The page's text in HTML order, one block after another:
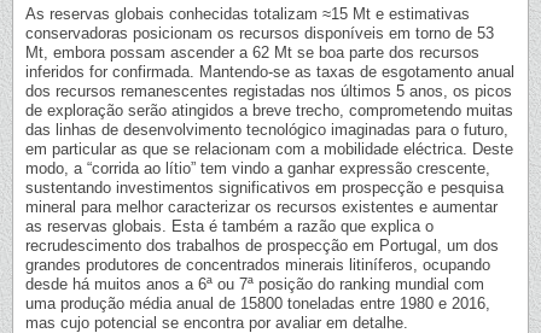
As reservas globais conhecidas totalizam ≈15 Mt e estimativas
conservadoras posicionam os recursos disponíveis em torno de 53
Mt, embora possam ascender a 62 Mt se boa parte dos recursos
inferidos for confirmada. Mantendo-se as taxas de esgotamento anual
dos recursos remanescentes registadas nos últimos 5 anos, os picos
de exploração serão atingidos a breve trecho, comprometendo muitas
das linhas de desenvolvimento tecnológico imaginadas para o futuro,
em particular as que se relacionam com a mobilidade eléctrica. Deste
modo, a “corrida ao lítio” tem vindo a ganhar expressão crescente,
sustentando investimentos significativos em prospecção e pesquisa
mineral para melhor caracterizar os recursos existentes e aumentar
as reservas globais. Esta é também a razão que explica o
recrudescimento dos trabalhos de prospecção em Portugal, um dos
grandes produtores de concentrados minerais litiníferos, ocupando
desde há muitos anos a 6ª ou 7ª posição do ranking mundial com
uma produção média anual de 15800 toneladas entre 1980 e 2016,
mas cujo potencial se encontra por avaliar em detalhe.